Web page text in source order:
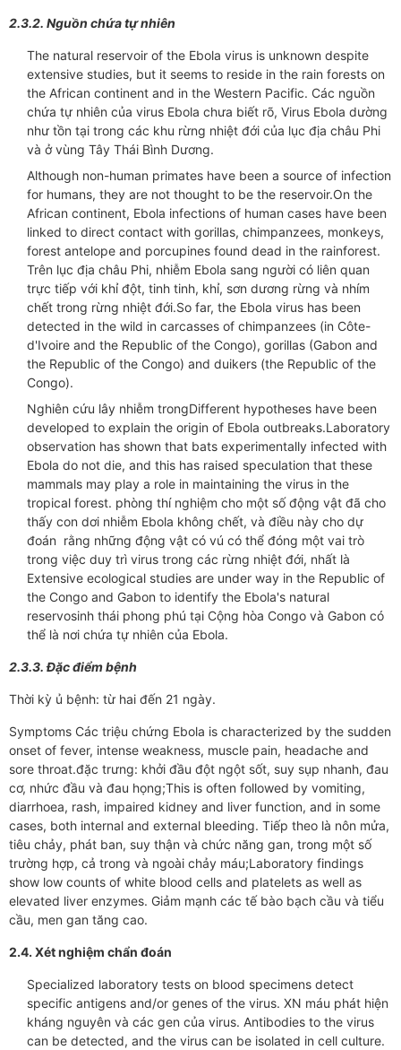
2.3.2. Nguồn chứa tự nhiên
The natural reservoir of the Ebola virus is unknown despite
extensive studies, but it seems to reside in the rain forests on
the African continent and in the Western Pacific. Các nguồn
chứa tự nhiên của virus Ebola chưa biết rõ, Virus Ebola dường
như tồn tại trong các khu rừng nhiệt đới của lục địa châu Phi
và ở vùng Tây Thái Bình Dương.
Although non-human primates have been a source of infection
for humans, they are not thought to be the reservoir.On the
African continent, Ebola infections of human cases have been
linked to direct contact with gorillas, chimpanzees, monkeys,
forest antelope and porcupines found dead in the rainforest.
Trên lục địa châu Phi, nhiễm Ebola sang người có liên quan
trực tiếp với khỉ đột, tinh tinh, khỉ, sơn dương rừng và nhím
chết trong rừng nhiệt đới.So far, the Ebola virus has been
detected in the wild in carcasses of chimpanzees (in Côte-
d'Ivoire and the Republic of the Congo), gorillas (Gabon and
the Republic of the Congo) and duikers (the Republic of the
Congo).
Nghiên cứu lây nhiễm trongDifferent hypotheses have been
developed to explain the origin of Ebola outbreaks.Laboratory
observation has shown that bats experimentally infected with
Ebola do not die, and this has raised speculation that these
mammals may play a role in maintaining the virus in the
tropical forest. phòng thí nghiệm cho một số động vật đã cho
thấy con dơi nhiễm Ebola không chết, và điều này cho dự
đoán rằng những động vật có vú có thể đóng một vai trò
trong việc duy trì virus trong các rừng nhiệt đới, nhất là
Extensive ecological studies are under way in the Republic of
the Congo and Gabon to identify the Ebola's natural
reservosinh thái phong phú tại Cộng hòa Congo và Gabon có
thể là nơi chứa tự nhiên của Ebola.
2.3.3. Đặc điểm bệnh
Thời kỳ ủ bệnh: từ hai đến 21 ngày.
Symptoms Các triệu chứng Ebola is characterized by the sudden
onset of fever, intense weakness, muscle pain, headache and
sore throat.đặc trưng: khởi đầu đột ngột sốt, suy sụp nhanh, đau
cơ, nhức đầu và đau họng;This is often followed by vomiting,
diarrhoea, rash, impaired kidney and liver function, and in some
cases, both internal and external bleeding. Tiếp theo là nôn mửa,
tiêu chảy, phát ban, suy thận và chức năng gan, trong một số
trường hợp, cả trong và ngoài chảy máu;Laboratory findings
show low counts of white blood cells and platelets as well as
elevated liver enzymes. Giảm mạnh các tế bào bạch cầu và tiểu
cầu, men gan tăng cao.
2.4. Xét nghiệm chẩn đoán
Specialized laboratory tests on blood specimens detect
specific antigens and/or genes of the virus. XN máu phát hiện
kháng nguyên và các gen của virus. Antibodies to the virus
can be detected, and the virus can be isolated in cell culture.